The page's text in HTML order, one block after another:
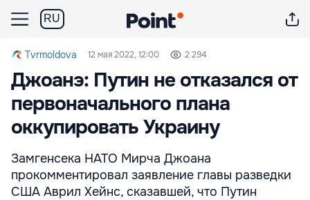
RU
Tvrmoldova 12 мая 2022, 12:00 2 294
Джоанэ: Путин не отказался от
первоначального плана
оккупировать Украину
Замгенсека НАТО Мирча Джоана
прокомментировал заявление главы разведки
США Аврил Хейнс, сказавшей, что Путин